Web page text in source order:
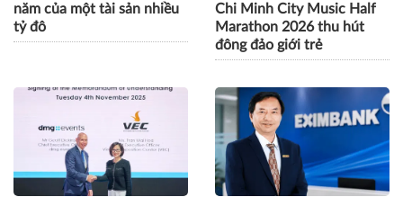
năm của một tài sản nhiều
tỷ đô
Chi Minh City Music Half
Marathon 2026 thu hút
đông đảo giới trẻ